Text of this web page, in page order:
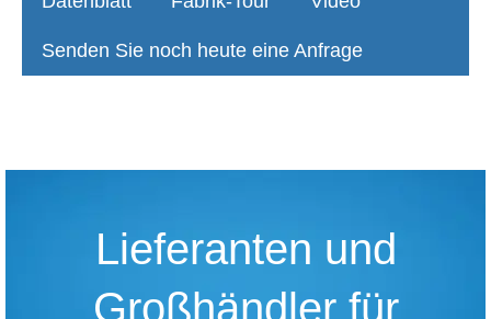
Senden Sie noch heute eine Anfrage
Lieferanten und
Großhändler für